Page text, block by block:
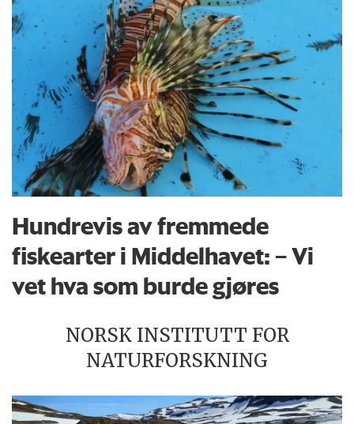
Hundrevis av fremmede
fiskearter i Middelhavet: – Vi
vet hva som burde gjøres
NORSK INSTITUTT FOR
NATURFORSKNING